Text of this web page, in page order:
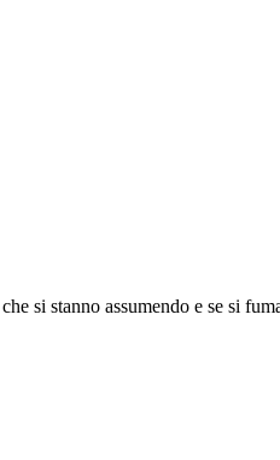
si stanno assumendo e se si